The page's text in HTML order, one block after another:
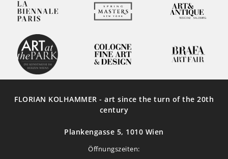
FLORIAN KOLHAMMER - art since the turn of the 20th
century
Plankengasse 5, 1010 Wien
Öffnungszeiten: